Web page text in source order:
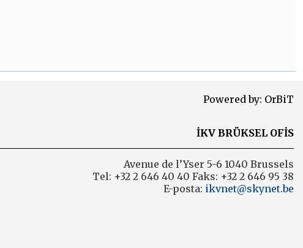
Powered by: OrBiT
İKV BRÜKSEL OFİS
Avenue de l’Yser 5-6 1040 Brussels
Tel: +32 2 646 40 40 Faks: +32 2 646 95 38
E-posta: ikvnet@skynet.be